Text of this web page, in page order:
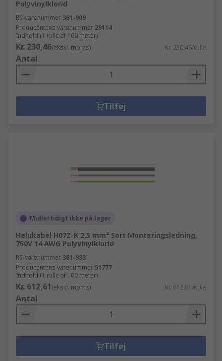
Polyvinylklorid
RS-varenummer 361-909
Producentens varenummer 29114
Indhold (1 rulle af 100 meter)
Kr. 230,46(ekskl. moms) Kr. 230,46/rulle
Antal
Tilføj
Midlertidigt ikke på lager
Helukabel H07Z-K 2.5 mm² Sort Monteringsledning,
750V 14 AWG Polyvinylklorid
RS-varenummer 361-933
Producentens varenummer 51777
Indhold (1 rulle af 100 meter)
Kr. 612,61(ekskl. moms) Kr. 612,61/rulle
Antal
Tilføj